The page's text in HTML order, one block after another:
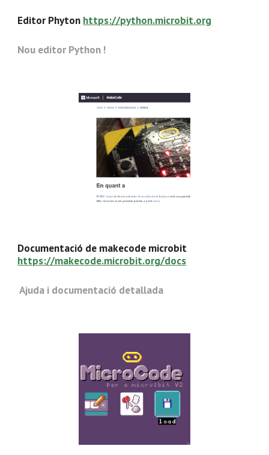
Editor Phyton https://python.microbit.org
Nou editor Python !
Documentació de makecode microbit
https://makecode.microbit.org/docs
Ajuda i documentació detallada